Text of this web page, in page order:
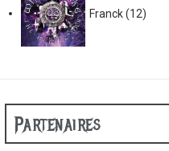
Franck(12)
Partenaires